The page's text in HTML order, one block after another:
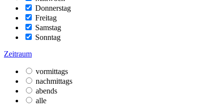
Donnerstag
Freitag
Samstag
Sonntag
Zeitraum
vormittags
nachmittags
abends
alle